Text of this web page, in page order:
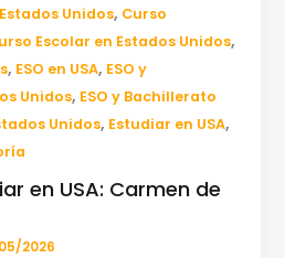
Unidos, Curso
Escolar en Estados Unidos,
, ESO en USA, ESO y
Unidos, ESO y Bachillerato
Unidos, Estudiar en USA,
en USA: Carmen de
2026